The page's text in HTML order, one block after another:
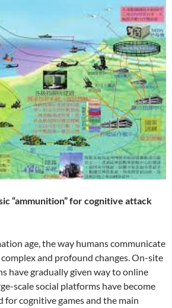
“ammunition” for cognitive attack
age, the way humans communicate
and profound changes. On-site
have gradually given way to online
scale social platforms have become
cognitive games and the main